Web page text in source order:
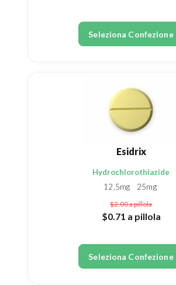
Seleziona Confezione
Esidrix
Hydrochlorothiazide
12,5mg
25mg
$2.00a pillola
$0.71 a pillola
Seleziona Confezione